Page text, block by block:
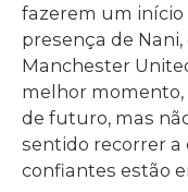
fazerem um
presença de
Manchester
melhor
de futuro, mas
sentido recorrer a
confiantes estão